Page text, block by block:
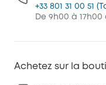
+33 801 31 00 51
De 9h00 à
Achetez sur la